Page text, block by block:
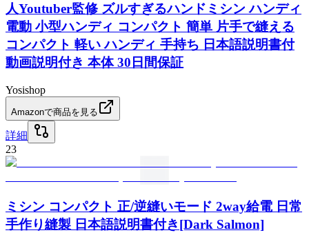
人Youtuber監修 ズルすぎるハンドミシン ハンディ
電動 小型ハンディ コンパクト 簡単 片手で縫える
コンパクト 軽い ハンディ 手持ち 日本語説明書付
動画説明付き 本体 30日間保証
Yosishop
Amazonで商品を見る
詳細
23
ミシン コンパクト 正/逆縫いモード 2way給電 日常
手作り縫製 日本語説明書付き[Dark Salmon]